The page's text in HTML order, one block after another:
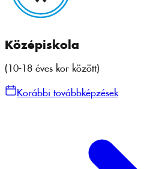
Középiskola
(10-18 éves kor között)
Korábbi továbbképzések